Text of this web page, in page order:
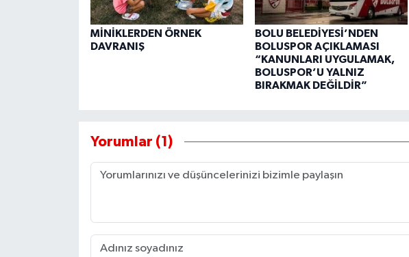
MİNİKLERDEN ÖRNEK
DAVRANIŞ
BOLU BELEDİYESİ’NDEN
BOLUSPOR AÇIKLAMASI
“KANUNLARI UYGULAMAK,
BOLUSPOR’U YALNIZ
BIRAKMAK DEĞİLDİR”
Yorumlar (1)